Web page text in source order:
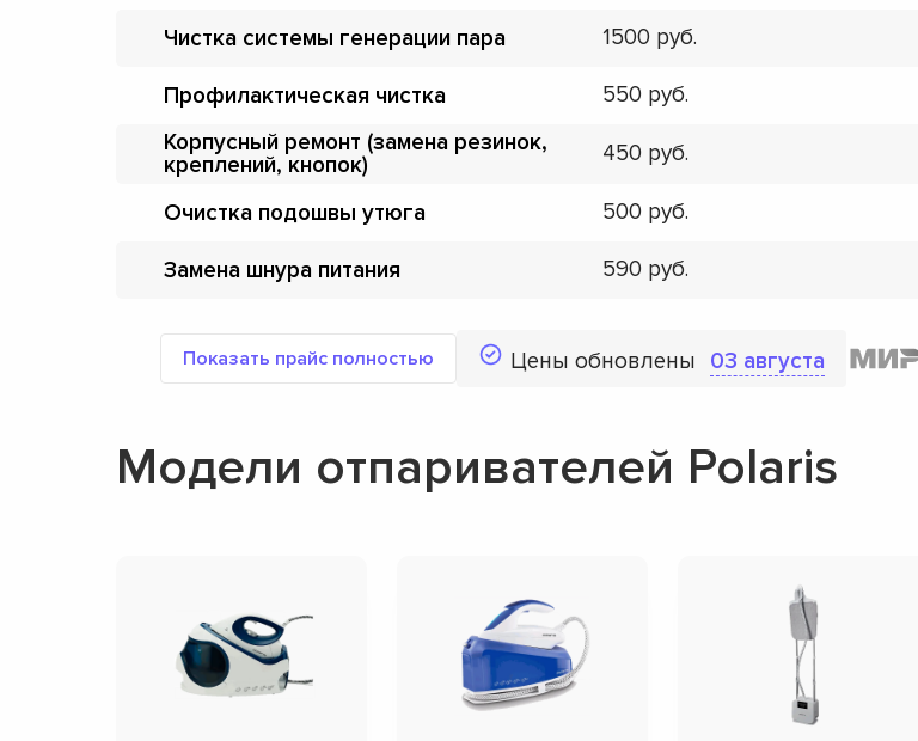
Чистка системы генерации пара 1500
Профилактическая чистка 550
Корпусный ремонт (замена резинок,
креплений, кнопок)
450
Очистка подошвы утюга 500
Замена шнура питания 590
Показать прайс полностью Цены обновлены 03 августа
Модели отпаривателей Polaris